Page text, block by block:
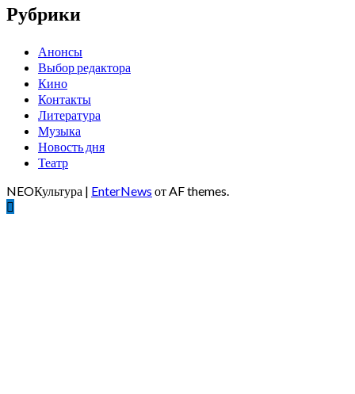
Рубрики
Анонсы
Выбор редактора
Кино
Контакты
Литература
Музыка
Новость дня
Театр
NEOКультура | EnterNews от AF themes.